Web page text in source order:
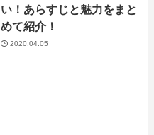
い！あらすじと魅力をまと
めて紹介！
2020.04.05